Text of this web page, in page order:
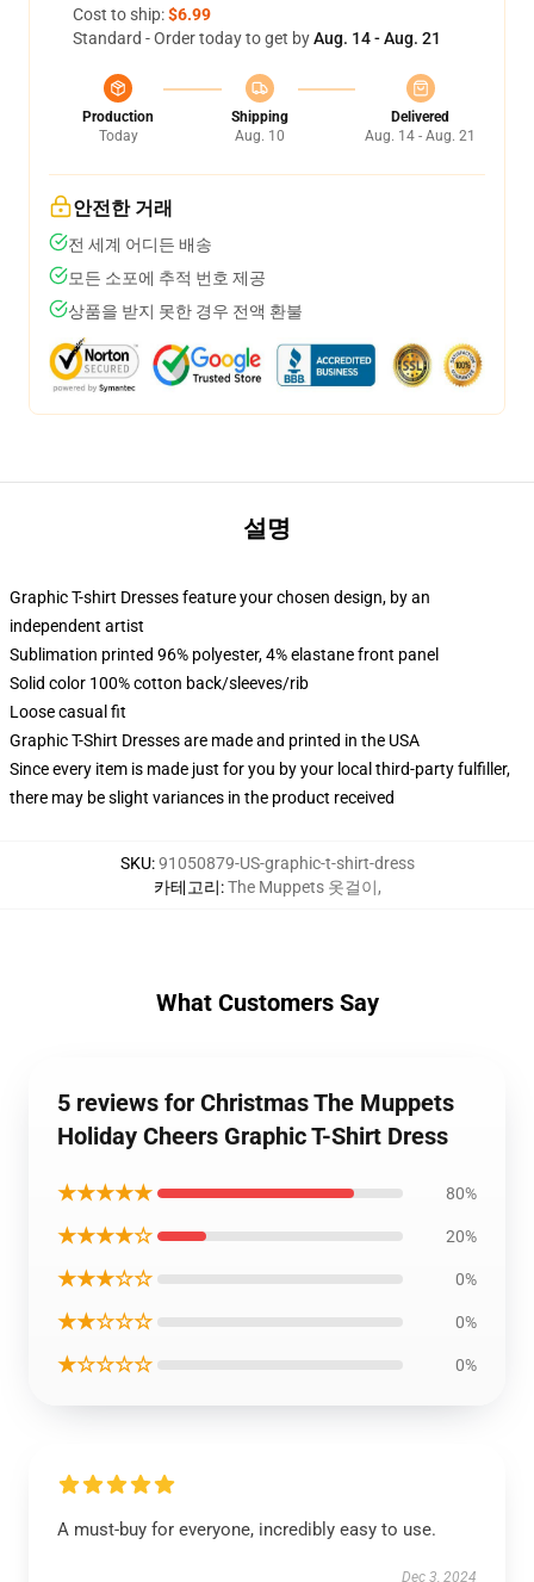
Cost to ship:$6.99
Standard - Order today to get byAug. 14 - Aug. 21
Production
Today
Shipping
Aug. 10
Delivered
Aug. 14 - Aug. 21
안전한 거래
전 세계 어디든 배송
모든 소포에 추적 번호 제공
상품을 받지 못한 경우 전액 환불
설명
Graphic T-shirt Dresses feature your chosen design, by an
independent artist
Sublimation printed 96% polyester, 4% elastane front panel
Solid color 100% cotton back/sleeves/rib
Loose casual fit
Graphic T-Shirt Dresses are made and printed in the USA
Since every item is made just for you by your local third-party fulfiller,
there may be slight variances in the product received
SKU:91050879-US-graphic-t-shirt-dress
카테고리:The Muppets 옷걸이,
What Customers Say
5 reviews for Christmas The Muppets
Holiday Cheers Graphic T-Shirt Dress
★★★★★ 80%
★★★★☆ 20%
★★★☆☆ 0%
★★☆☆☆ 0%
★☆☆☆☆ 0%
A must-buy for everyone, incredibly easy to use.
Dec 3, 2024